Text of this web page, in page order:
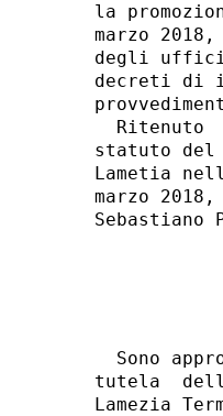
la
marzo
degli
decreti di
Ritenuto
statuto del
Lametia
marzo
Sebastiano
Sono
tutela
Lamezia